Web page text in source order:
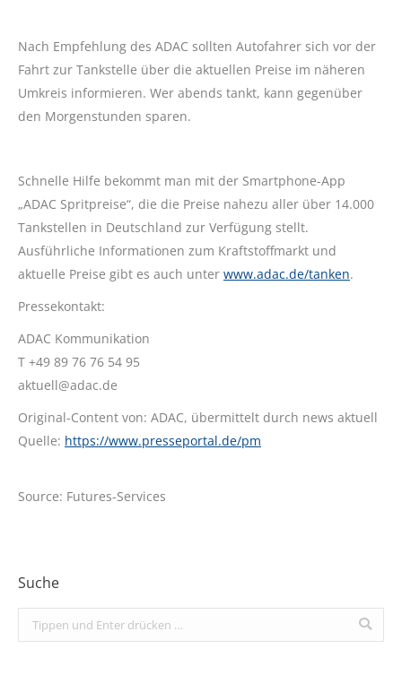
Nach Empfehlung des ADAC sollten Autofahrer sich vor der
Fahrt zur Tankstelle über die aktuellen Preise im näheren
Umkreis informieren. Wer abends tankt, kann gegenüber
den Morgenstunden sparen.
Schnelle Hilfe bekommt man mit der Smartphone-App
„ADAC Spritpreise“, die die Preise nahezu aller über 14.000
Tankstellen in Deutschland zur Verfügung stellt.
Ausführliche Informationen zum Kraftstoffmarkt und
aktuelle Preise gibt es auch unter www.adac.de/tanken.
Pressekontakt:
ADAC Kommunikation
T +49 89 76 76 54 95
aktuell@adac.de
Original-Content von: ADAC, übermittelt durch news aktuell
Quelle: https://www.presseportal.de/pm
Source: Futures-Services
Suche
Search: